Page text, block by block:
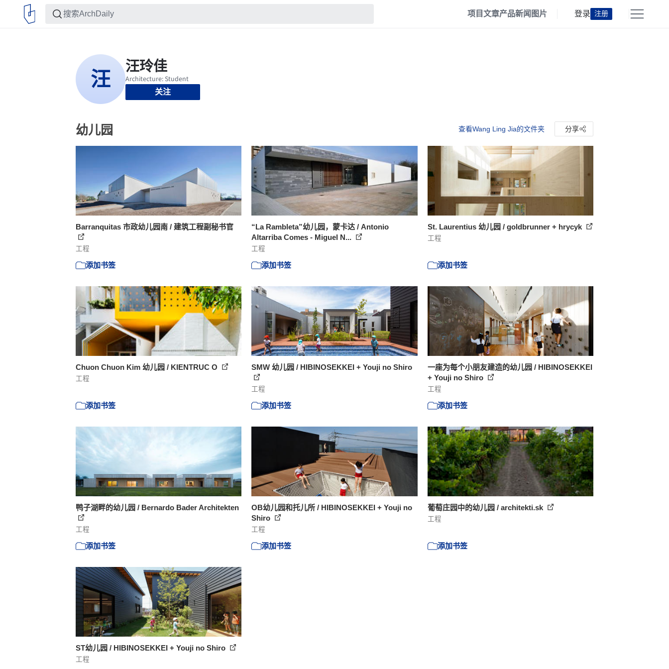
项目文章产品新闻 图片 登录 注册
关注
幼儿园 查看Wang Ling Jia的文件夹 分享
Barranquitas 市政幼儿园南 / 建筑工程副秘书官
工程
添加书签
“La Rambleta”幼儿园，蒙卡达 / Antonio
Altarriba Comes - Miguel N...
工程
添加书签
St. Laurentius 幼儿园 / goldbrunner + hrycyk
工程
添加书签
Chuon Chuon Kim 幼儿园 / KIENTRUC O
工程
添加书签
SMW 幼儿园 / HIBINOSEKKEI + Youji no Shiro
工程
添加书签
一座为每个小朋友建造的幼儿园 / HIBINOSEKKEI
+ Youji no Shiro
工程
添加书签
鸭子湖畔的幼儿园 / Bernardo Bader Architekten
工程
添加书签
OB幼儿园和托儿所 / HIBINOSEKKEI + Youji no
Shiro
工程
添加书签
葡萄庄园中的幼儿园 / architekti.sk
工程
添加书签
ST幼儿园 / HIBINOSEKKEI + Youji no Shiro
工程